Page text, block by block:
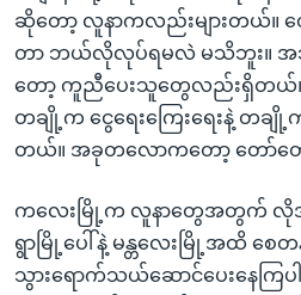
ဆိုတော့ လူနာကလည်းများတယ်။
တာ ဘယ်လိုလုပ်ရမလဲ မသိဘူး။ အ
တော့ ကူညီပေးသူတွေလည်းရှိတယ်။
တချို့က ငွေရေးကြေးရေးနဲ့ တ
တယ်။ အခုတလောကတော့ တော်တေ
ကလေးမြို့က လူနာတွေအတွက် လို
ရွာမြို့ပေါ်နဲ့ မန္တလေးမြို့အထိ စေ
သွားရောက်သယ်ဆောင်ပေးနေကြ